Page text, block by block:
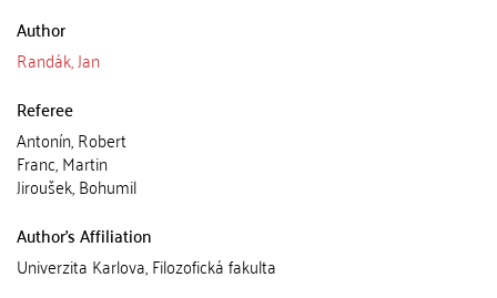
Author
Randák, Jan
Referee
Antonín, Robert
Franc, Martin
Jiroušek, Bohumil
Author's Affiliation
Univerzita Karlova, Filozofická fakulta